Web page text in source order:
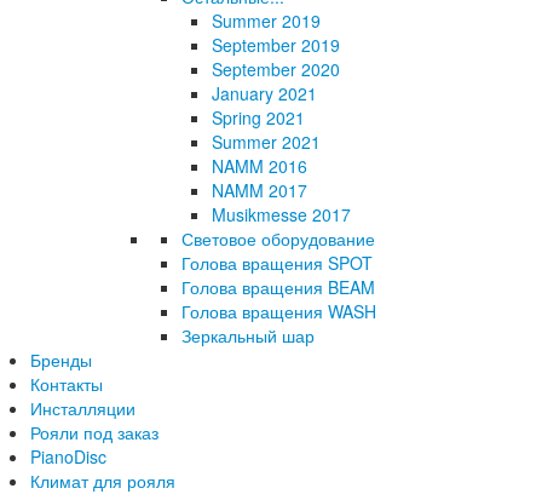
Summer 2019
September 2019
September 2020
January 2021
Spring 2021
Summer 2021
NAMM 2016
NAMM 2017
Musikmesse 2017
Световое оборудование
Голова вращения SPOT
Голова вращения BEAM
Голова вращения WASH
Зеркальный шар
Бренды
Контакты
Инсталляции
Рояли под заказ
PianoDisc
Климат для рояля